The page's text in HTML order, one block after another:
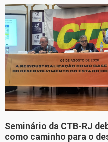
Seminário da CTB-RJ
como caminho para o